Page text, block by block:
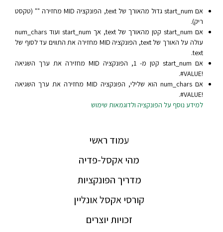
אם start_num גדול מהאורך של text, הפונקציה MID מחזירה "" (טקסט
ריק).
אם start_num קטן מהאורך של text, אך start_num ועוד num_chars
עולה על האורך של text, הפונקציה MID מחזירה את התווים עד לסוף של
text.
אם start_num קטן מ- 1, הפונקציה MID מחזירה את ערך השגיאה
‎#VALUE!‎.
אם num_chars הוא שלילי, הפונקציה MID מחזירה את ערך השגיאה
‎#VALUE!‎.
למידע נוסף על הפונקציה ולדוגמאות שימוש
עמוד ראשי
מהי אקסל-פדיה
מדריך הפונקציות
קורסי אקסל אונליין
זכויות יוצרים